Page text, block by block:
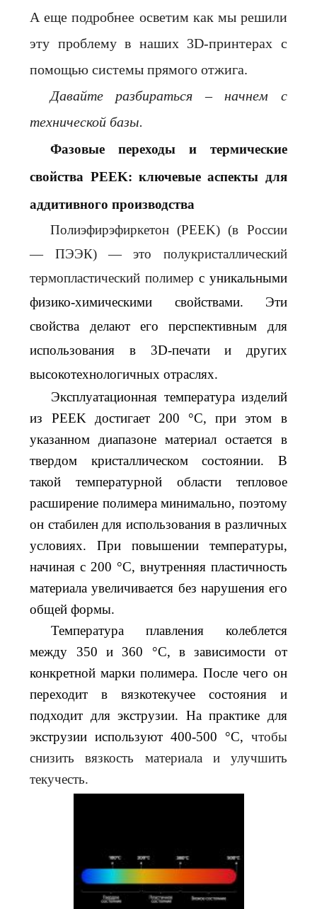
А еще подробнее осветим как мы решили
эту проблему в наших 3D-принтерах с
помощьюсистемы прямого отжига.
Давайте разбираться – начнем с
технической базы.
Фазовые переходы и термические
свойства PEEK: ключевые аспекты для
аддитивного производства
Полиэфирэфиркетон (PEEK) (в России
— ПЭЭК) — это полукристаллический
термопластический полимер с уникальными
физико-химическими свойствами. Эти
свойства делают его перспективным для
использования в 3D-печати и других
высокотехнологичных отраслях.
Эксплуатационная температура изделий
из PEEK достигает 200 °C, при этом в
указанном диапазоне материал остается в
твердом кристаллическом состоянии. В
такой температурной области тепловое
расширение полимера минимально, поэтому
он стабилен для использования в различных
условиях. При повышении температуры,
начиная с 200 °C, внутренняя пластичность
материала увеличивается без нарушения его
общей формы.
Температура плавления колеблется
между 350 и 360 °C, в зависимости от
конкретной марки полимера. После чего он
переходит в вязкотекучее состояния и
подходит для экструзии. На практике для
экструзии используют 400-500 °C, чтобы
снизить вязкость материала и улучшить
текучесть.